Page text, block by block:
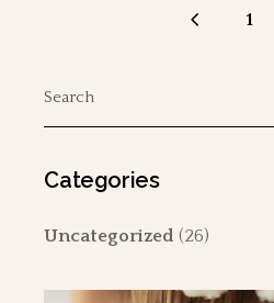
Sidepaginering
1
for:
Categories
Uncategorized (26)